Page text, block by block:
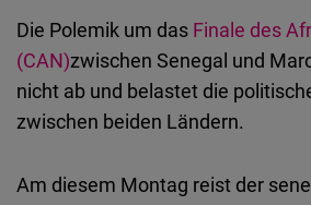
Die Polemik um das Finale des
(CAN)zwischen Senegal und
nicht ab und belastet die
zwischen beiden Ländern.
Am diesem Montag reist der
Embed
Cloudinary
Embed